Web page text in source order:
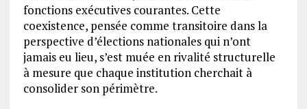
fonctions exécutives courantes. Cette
coexistence, pensée comme transitoire dans la
perspective d’élections nationales qui n’ont
jamais eu lieu, s’est muée en rivalité structurelle
à mesure que chaque institution cherchait à
consolider son périmètre.